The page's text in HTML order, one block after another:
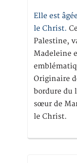
Elle est
le Christ.
Palestine,
Madeleine
Originaire
bordure du
sœur de
le Christ.